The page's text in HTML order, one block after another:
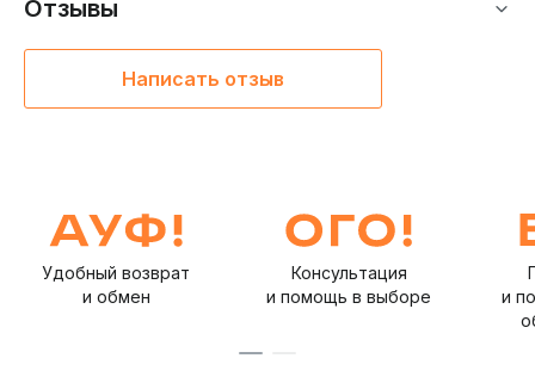
Отзывы
Написать отзыв
Удобный возврат
и обмен
Консультация
и помощь в выборе
и